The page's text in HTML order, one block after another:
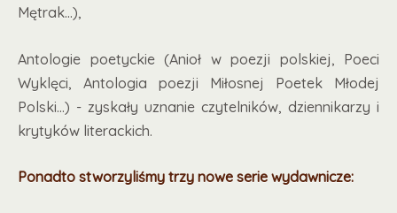
Mętrak…),
Antologie poetyckie (Anioł w poezji polskiej, Poeci
Wyklęci, Antologia poezji Miłosnej Poetek Młodej
Polski…) - zyskały uznanie czytelników, dziennikarzy i
krytyków literackich.
Ponadto stworzyliśmy trzy nowe serie wydawnicze: